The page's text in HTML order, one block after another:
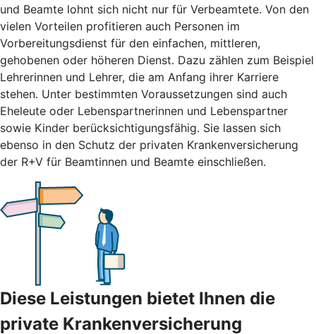
und Beamte lohnt sich nicht nur für Verbeamtete. Von den
vielen Vorteilen profitieren auch Personen im
Vorbereitungsdienst für den einfachen, mittleren,
gehobenen oder höheren Dienst. Dazu zählen zum Beispiel
Lehrerinnen und Lehrer, die am Anfang ihrer Karriere
stehen. Unter bestimmten Voraussetzungen sind auch
Eheleute oder Lebenspartnerinnen und Lebenspartner
sowie Kinder berücksichtigungsfähig. Sie lassen sich
ebenso in den Schutz der privaten Krankenversicherung
der R+V für Beamtinnen und Beamte einschließen.
Diese Leistungen bietet Ihnen die
private Krankenversicherung